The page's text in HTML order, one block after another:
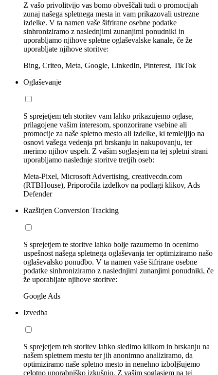
Z vašo privolitvijo vas bomo obveščali tudi o promocijah
zunaj našega spletnega mesta in vam prikazovali ustrezne
izdelke. V ta namen vaše šifrirane osebne podatke
sinhroniziramo z naslednjimi zunanjimi ponudniki in
uporabljamo njihove spletne oglaševalske kanale, če že
uporabljate njihove storitve:
Bing, Criteo, Meta, Google, LinkedIn, Pinterest, TikTok
Oglaševanje
S sprejetjem teh storitev vam lahko prikazujemo oglase,
prilagojene vašim interesom, sponzorirane vsebine ali
promocije za naše spletno mesto ali izdelke, ki temleljijo na
osnovi vašega vedenja pri brskanju in nakupovanju, ter
merimo njihov uspeh. Z vašim soglasjem na tej spletni strani
uporabljamo naslednje storitve tretjih oseb:
Meta-Pixel, Microsoft Advertising, creativecdn.com
(RTBHouse), Priporočila izdelkov na podlagi klikov, Ads
Defender
Razširjen Conversion Tracking
S sprejetjem te storitve lahko bolje razumemo in ocenimo
uspešnost našega spletnega oglaševanja ter optimiziramo našo
oglaševalsko ponudbo. V ta namen vaše šifrirane osebne
podatke sinhroniziramo z naslednjimi zunanjimi ponudniki, če
že uporabljate njihove storitve:
Google Ads
Izvedba
S sprejetjem teh storitev lahko sledimo klikom in brskanju na
našem spletnem mestu ter jih anonimno analiziramo, da
optimiziramo naše spletno mesto in nenehno izboljšujemo
celotno uporabniško izkušnjo. Z vašim soglasjem na tej